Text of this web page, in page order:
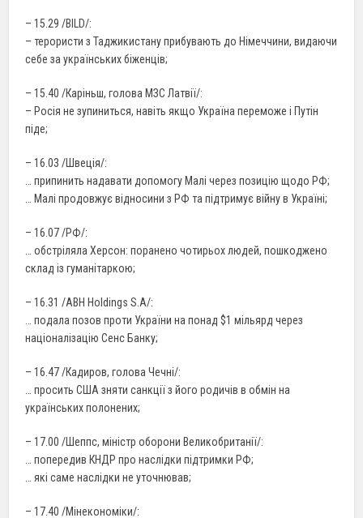
– 15.29 /BILD/:
– терористи з Таджикистану прибувають до Німеччини, видаючи
себе за українських біженців;
– 15.40 /Каріньш, голова МЗС Латвії/:
– Росія не зупиниться, навіть якщо Україна переможе і Путін
піде;
– 16.03 /Швеція/:
… припинить надавати допомогу Малі через позицію щодо РФ;
… Малі продовжує відносини з РФ та підтримує війну в Україні;
– 16.07 /РФ/:
… обстріляла Херсон: поранено чотирьох людей, пошкоджено
склад із гуманітаркою;
– 16.31 /ABH Holdings S.A/:
… подала позов проти України на понад $1 мільярд через
націоналізацію Сенс Банку;
– 16.47 /Кадиров, голова Чечні/:
… просить США зняти санкції з його родичів в обмін на
українських полонених;
– 17.00 /Шеппс, міністр оборони Великобританії/:
… попередив КНДР про наслідки підтримки РФ;
… які саме наслідки не уточнював;
– 17.40 /Мінекономіки/: